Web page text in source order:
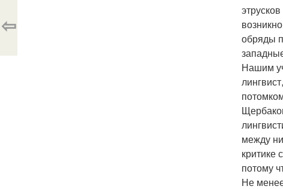
обряды
Нашим
между
критике
потому
Не
⇦